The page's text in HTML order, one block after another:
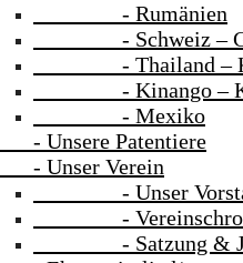
- Rumänien
- Schweiz –
- Thailand –
- Kinango –
- Mexiko
- Unsere Patentiere
- Unser Verein
- Unser
-
- Satzung &